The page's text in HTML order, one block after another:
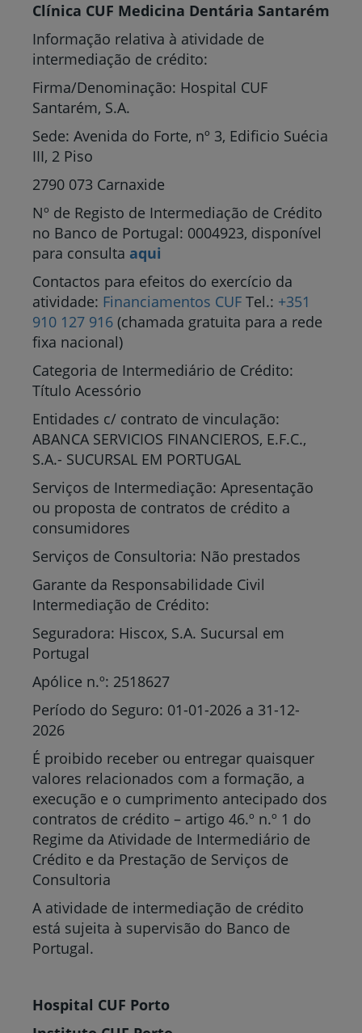
Clínica CUF Medicina Dentária Santarém
Informação relativa à atividade de
intermediação de crédito:
Firma/Denominação: Hospital CUF
Santarém, S.A.
Sede: Avenida do Forte, nº 3, Edificio Suécia
III, 2 Piso
2790 073 Carnaxide
Nº de Registo de Intermediação de Crédito
no Banco de Portugal: 0004923, disponível
para consulta aqui
Contactos para efeitos do exercício da
atividade: Financiamentos CUF Tel.: +351
910 127 916 (chamada gratuita para a rede
fixa nacional)
Categoria de Intermediário de Crédito:
Título Acessório
Entidades c/ contrato de vinculação:
ABANCA SERVICIOS FINANCIEROS, E.F.C.,
S.A.- SUCURSAL EM PORTUGAL
Serviços de Intermediação: Apresentação
ou proposta de contratos de crédito a
consumidores
Serviços de Consultoria: Não prestados
Garante da Responsabilidade Civil
Intermediação de Crédito:
Seguradora: Hiscox, S.A. Sucursal em
Portugal
Apólice n.º: 2518627
Período do Seguro: 01-01-2026 a 31-12-
2026
É proibido receber ou entregar quaisquer
valores relacionados com a formação, a
execução e o cumprimento antecipado dos
contratos de crédito – artigo 46.º n.º 1 do
Regime da Atividade de Intermediário de
Crédito e da Prestação de Serviços de
Consultoria
A atividade de intermediação de crédito
está sujeita à supervisão do Banco de
Portugal.
Hospital CUF Porto